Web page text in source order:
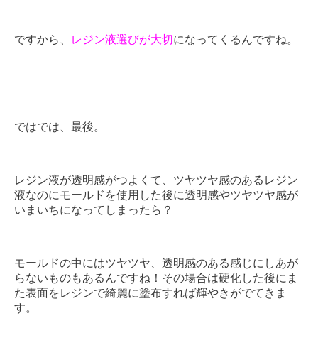
ですから、 レジン液選びが大切になってくるんですね。
ではでは、最後。
レジン液が透明感がつよくて、ツヤツヤ感のあるレジン
液なのにモールドを使用した後に透明感やツヤツヤ感が
いまいちになってしまったら？
モールドの中にはツヤツヤ、透明感のある感じにしあが
らないものもあるんですね！その場合は硬化した後にま
た表面をレジンで綺麗に塗布すれば輝やきがでてきま
す。